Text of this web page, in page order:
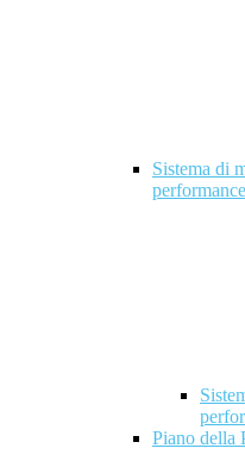
Sistema di
performance
Piano della